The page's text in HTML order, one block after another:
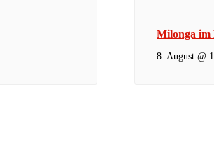
Milonga im
8. August @